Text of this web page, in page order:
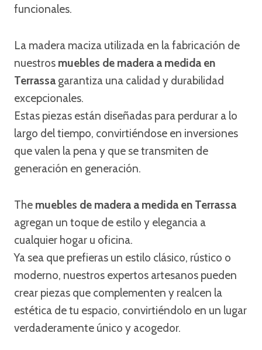
funcionales.
La madera maciza utilizada en la fabricación de
nuestros muebles de madera a medida en
Terrassa garantiza una calidad y durabilidad
excepcionales.
Estas piezas están diseñadas para perdurar a lo
largo del tiempo, convirtiéndose en inversiones
que valen la pena y que se transmiten de
generación en generación.
The muebles de madera a medida en Terrassa
agregan un toque de estilo y elegancia a
cualquier hogar u oficina.
Ya sea que prefieras un estilo clásico, rústico o
moderno, nuestros expertos artesanos pueden
crear piezas que complementen y realcen la
estética de tu espacio, convirtiéndolo en un lugar
verdaderamente único y acogedor.